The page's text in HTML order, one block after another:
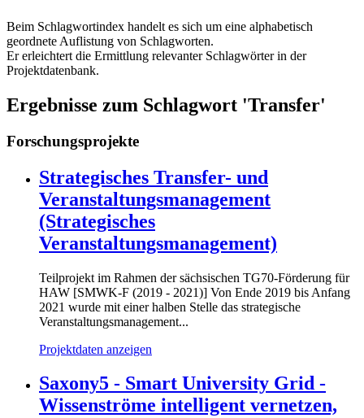
Beim Schlagwortindex handelt es sich um eine alphabetisch
geordnete Auflistung von Schlagworten.
Er erleichtert die Ermittlung relevanter Schlagwörter in der
Projektdatenbank.
Ergebnisse zum Schlagwort 'Transfer'
Forschungsprojekte
Strategisches Transfer- und
Veranstaltungsmanagement
(Strategisches
Veranstaltungsmanagement)
Teilprojekt im Rahmen der sächsischen TG70-Förderung für
HAW [SMWK-F (2019 - 2021)] Von Ende 2019 bis Anfang
2021 wurde mit einer halben Stelle das strategische
Veranstaltungsmanagement...
Projektdaten anzeigen
Saxony5 - Smart University Grid -
Wissenströme intelligent vernetzen,